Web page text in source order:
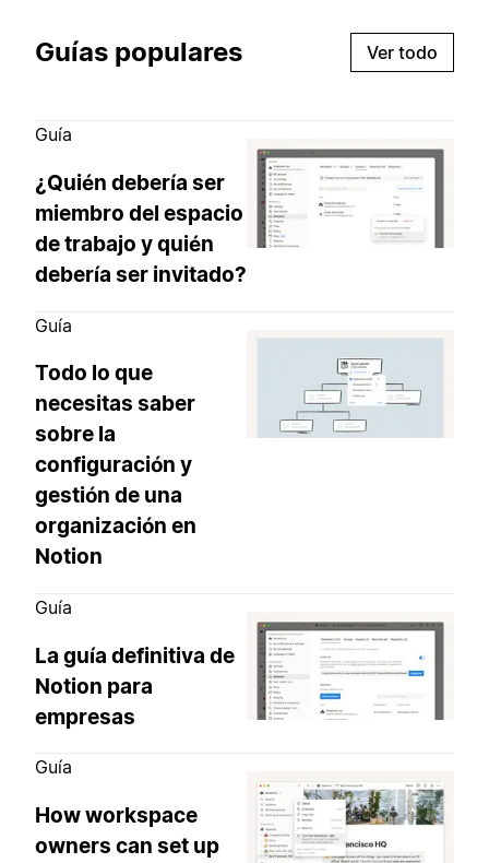
Guías populares Ver todo
Guía
¿Quién debería ser
miembro del espacio
de trabajo y quién
debería ser invitado?
Guía
Todo lo que
necesitas saber
sobre la
configuración y
gestión de una
organización en
Notion
Guía
La guía definitiva de
Notion para
empresas
Guía
How workspace
owners can set up